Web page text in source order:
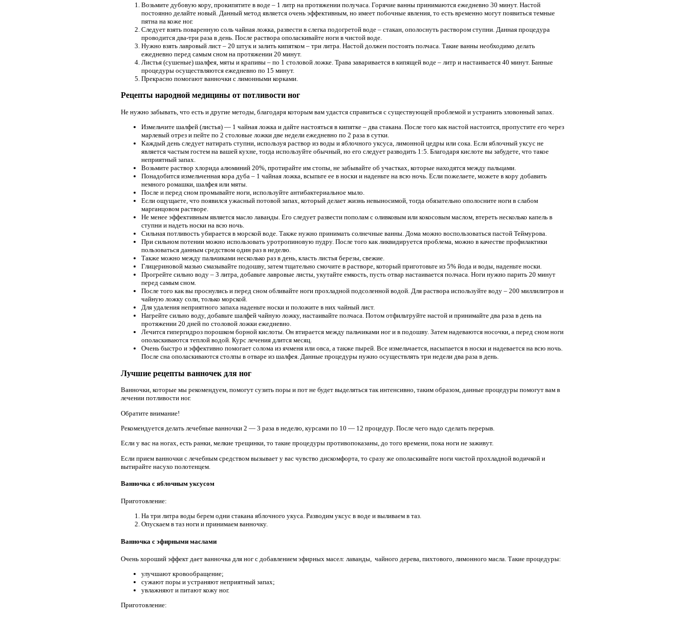
Возьмите дубовую кору, прокипятите в воде – 1 литр на протяжении получаса. Горячие ванны принимаются ежедневно 30 минут. Настой
постоянно делайте новый. Данный метод является очень эффективным, но имеет побочные явления, то есть временно могут появиться темные
пятна на коже ног.
Следует взять поваренную соль чайная ложка, развести в слегка подогретой воде – стакан, ополоснуть раствором ступни. Данная процедура
проводится два-три раза в день. После раствора ополаскивайте ноги в чистой воде.
Нужно взять лавровый лист – 20 штук и залить кипятком – три литра. Настой должен постоять полчаса. Такие ванны необходимо делать
ежедневно перед самым сном на протяжении 20 минут.
Листья (сушеные) шалфея, мяты и крапивы – по 1 столовой ложке. Трава заваривается в кипящей воде – литр и настаивается 40 минут. Банные
процедуры осуществляются ежедневно по 15 минут.
Прекрасно помогают ванночки с лимонными корками.
Рецепты народной медицины от потливости ног
Не нужно забывать, что есть и другие методы, благодаря которым вам удастся справиться с существующей проблемой и устранить зловонный запах.
Измельчите шалфей (листья) — 1 чайная ложка и дайте настояться в кипятке – два стакана. После того как настой настоится, пропустите его через
марлевый отрез и пейте по 2 столовые ложки две недели ежедневно по 2 раза в сутки.
Каждый день следует натирать ступни, используя раствор из воды и яблочного уксуса, лимонной цедры или сока. Если яблочный уксус не
является частым гостем на вашей кухне, тогда используйте обычный, но его следует разводить 1:5. Благодаря кислоте вы забудете, что такое
неприятный запах.
Возьмите раствор хлорида алюминий 20%, протирайте им стопы, не забывайте об участках, которые находятся между пальцами.
Понадобится измельченная кора дуба – 1 чайная ложка, всыпьте ее в носки и наденьте на всю ночь. Если пожелаете, можете в кору добавить
немного ромашки, шалфея или мяты.
После и перед сном промывайте ноги, используйте антибактериальное мыло.
Если ощущаете, что появился ужасный потовой запах, который делает жизнь невыносимой, тогда обязательно ополосните ноги в слабом
марганцовом растворе.
Не менее эффективным является масло лаванды. Его следует развести пополам с оливковым или кокосовым маслом, втереть несколько капель в
ступни и надеть носки на всю ночь.
Сильная потливость убирается в морской воде. Также нужно принимать солнечные ванны. Дома можно воспользоваться пастой Теймурова.
При сильном потении можно использовать уротропиновую пудру. После того как ликвидируется проблема, можно в качестве профилактики
пользоваться данным средством один раз в неделю.
Также можно между пальчиками несколько раз в день, класть листья березы, свежие.
Глицериновой мазью смазывайте подошву, затем тщательно смочите в растворе, который приготовьте из 5% йода и воды, наденьте носки.
Прогрейте сильно воду – 3 литра, добавьте лавровые листы, укутайте емкость, пусть отвар настаивается полчаса. Ноги нужно парить 20 минут
перед самым сном.
После того как вы проснулись и перед сном обливайте ноги прохладной подсоленной водой. Для раствора используйте воду – 200 миллилитров и
чайную ложку соли, только морской.
Для удаления неприятного запаха наденьте носки и положите в них чайный лист.
Нагрейте сильно воду, добавьте шалфей чайную ложку, настаивайте полчаса. Потом отфильтруйте настой и принимайте два раза в день на
протяжении 20 дней по столовой ложки ежедневно.
Лечится гипергидроз порошком борной кислоты. Он втирается между пальчиками ног и в подошву. Затем надеваются носочки, а перед сном ноги
ополаскиваются теплой водой. Курс лечения длится месяц.
Очень быстро и эффективно помогает солома из ячменя или овса, а также пырей. Все измельчается, насыпается в носки и надевается на всю ночь.
После сна ополаскиваются столпы в отваре из шалфея. Данные процедуры нужно осуществлять три недели два раза в день.
Лучшие рецепты ванночек для ног
Ванночки, которые мы рекомендуем, помогут сузить поры и пот не будет выделяться так интенсивно, таким образом, данные процедуры помогут вам в
лечении потливости ног.
Обратите внимание!
Рекомендуется делать лечебные ванночки 2 — 3 раза в неделю, курсами по 10 — 12 процедур. После чего надо сделать перерыв.
Если у вас на ногах, есть ранки, мелкие трещинки, то такие процедуры противопоказаны, до того времени, пока ноги не заживут.
Если прием ванночки с лечебным средством вызывает у вас чувство дискомфорта, то сразу же ополаскивайте ноги чистой прохладной водичкой и
вытирайте насухо полотенцем.
Ванночка с яблочным уксусом
Приготовление:
На три литра воды берем одни стакана яблочного укуса. Разводим уксус в воде и выливаем в таз.
Опускаем в таз ноги и принимаем ванночку.
Ванночка с эфирными маслами
Очень хороший эффект дает ванночка для ног с добавлением эфирных масел: лаванды, чайного дерева, пихтового, лимонного масла. Такие процедуры:
улучшают кровообращение;
сужают поры и устраняют неприятный запах;
увлажняют и питают кожу ног.
Приготовление: